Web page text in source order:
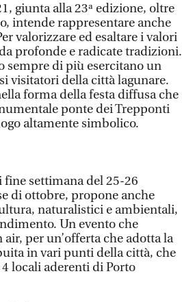
giunta alla 23ª edizione, oltre
intende rappresentare anche
valorizzare ed esaltare i valori
profonde e radicate tradizioni.
sempre di più esercitano un
visitatori della città lagunare.
forma della festa diffusa che
ponte dei Trepponti
altamente simbolico.
settimana del 25-26
di ottobre, propone anche
naturalistici e ambientali,
Un evento che
per un’offerta che adotta la
in vari punti della città, che
locali aderenti di Porto